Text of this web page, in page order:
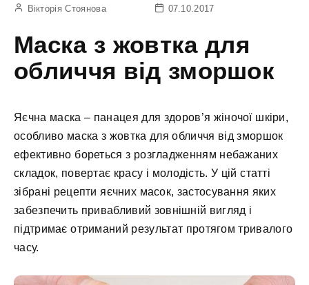
Вікторія Стоянова 07.10.2017
Маска з жовтка для
обличчя від зморшок
Яєчна маска – панацея для здоров’я жіночої шкіри,
особливо маска з жовтка для обличчя від зморшок
ефективно бореться з розгладженням небажаних
складок, повертає красу і молодість. У цій статті
зібрані рецепти яєчних масок, застосування яких
забезпечить привабливий зовнішній вигляд і
підтримає отриманий результат протягом тривалого
часу.